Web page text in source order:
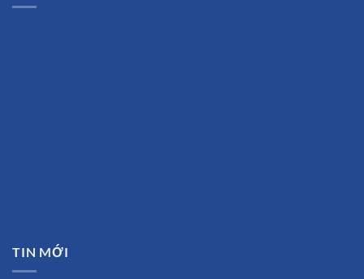
TIN MỚI